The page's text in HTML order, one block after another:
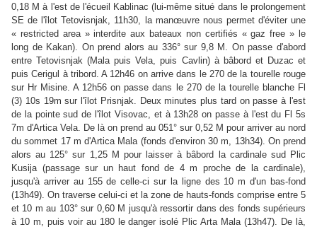
0,18 M à l'est de l'écueil Kablinac (lui-même situé dans le prolongement
SE de l'îlot Tetovisnjak, 11h30, la manœuvre nous permet d'éviter une
« restricted area » interdite aux bateaux non certifiés « gaz free » le
long de Kakan). On prend alors au 336° sur 9,8 M. On passe d'abord
entre Tetovisnjak (Mala puis Vela, puis Cavlin) à bâbord et Duzac et
puis Cerigul à tribord. A 12h46 on arrive dans le 270 de la tourelle rouge
sur Hr Misine. A 12h56 on passe dans le 270 de la tourelle blanche Fl
(3) 10s 19m sur l'îlot Prisnjak. Deux minutes plus tard on passe à l'est
de la pointe sud de l'îlot Visovac, et à 13h28 on passe à l'est du Fl 5s
7m d'Artica Vel a. De là on prend au 051° sur 0,52 M pour arriver au nord
du sommet 17 m d'Artica Mala (fonds d'environ 30 m, 13h34). On prend
alors au 125° sur 1,25 M pour laisser à bâbord la cardinale sud Plic
Kusija (passage sur un haut fond de 4 m proche de la cardinale),
jusqu'à arriver au 155 de celle-ci sur la ligne des 10 m d'un bas-fond
(13h49). On traverse celui-ci et la zone de hauts-fonds comprise entre 5
et 10 m au 103° sur 0,60 M jusqu'à ressortir dans des fonds supérieurs
à 10 m, puis voir au 180 le danger isolé Plic Arta Mala (13h47). De là,